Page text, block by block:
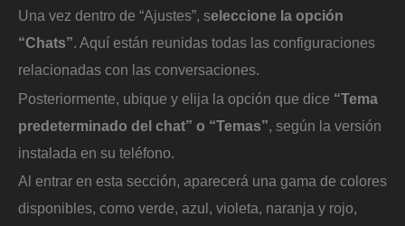
Una vez dentro de “Ajustes”, seleccione la opción
“Chats”. Aquí están reunidas todas las configuraciones
relacionadas con las conversaciones.
Posteriormente, ubique y elija la opción que dice “Tema
predeterminado del chat” o “Temas” , según la versión
instalada en su teléfono.
Al entrar en esta sección, aparecerá una gama de colores
disponibles, como verde, azul, violeta, naranja y rojo,